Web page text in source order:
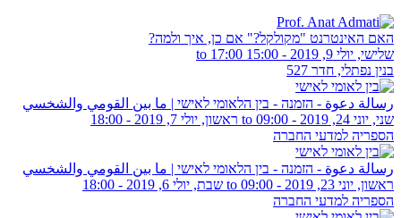
האם האינטרנט "מקולקל?" אם כן, איך ולמה?
שלישי, יולי 9, 2019 -
15:00
17:00
בנין נפתלי, חדר 527
رسالة دعوة - הזמנה - בין הלאומי לאישי | ما بين القومي والشخسي
שני, יוני 24, 2019 - 09:00
ראשון, יולי 7, 2019 - 18:00
הספריה למדעי החברה
رسالة دعوة - הזמנה - בין הלאומי לאישי | ما بين القومي والشخسي
ראשון, יוני 23, 2019 - 09:00
שבת, יולי 6, 2019 - 18:00
הספריה למדעי החברה